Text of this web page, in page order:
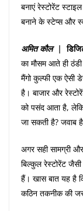
बनाएं रेस्टोरेंट
बनाने के स्टेप्स और
अमित कौल |
का मौसम आते ही ठंडी
मैंगो कुल्फी एक ऐसी
है। बाजार और
को पसंद आता है,
जा सकती है? जवाब
अगर सही सामग्री
बिल्कुल रेस्टोरेंट
हैं। खास बात यह है
कठिन तकनीक की